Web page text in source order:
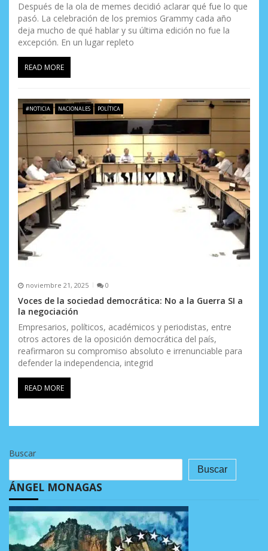
Después de la ola de memes decidió aclarar qué fue lo que
pasó. La celebración de los premios Grammy cada año
deja mucho de qué hablar y su última edición no fue la
excepción. En un lugar repleto
READ MORE
#NOTICIA NACIONALES POLÍTICA
noviembre 21, 2025 0
Voces de la sociedad democrática: No a la Guerra SI a
la negociación
Empresarios, políticos, académicos y periodistas, entre
otros actores de la oposición democrática del país,
reafirmaron su compromiso absoluto e irrenunciable para
defender la independencia, integrid
READ MORE
Buscar
Buscar
ÁNGEL MONAGAS